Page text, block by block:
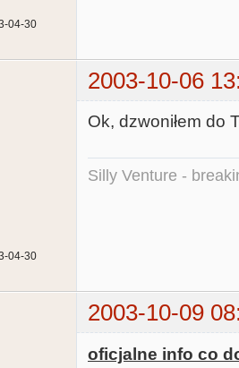
04-30
2003-10-06
04-30
Ok, dzwoniłem do
Silly Venture -
2003-10-09
oficjalne info co